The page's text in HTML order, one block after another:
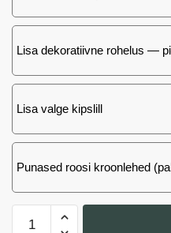
Lisa dekoratiivne rohelus —
Lisa valge kipslill
Punased roosi kroonlehed